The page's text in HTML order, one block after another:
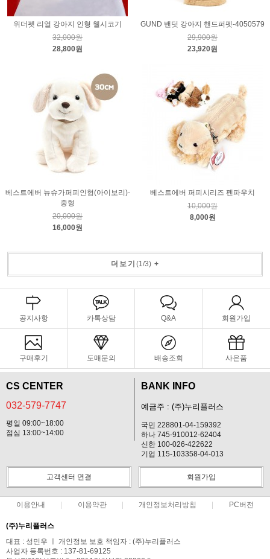
위더펫 리얼 강아지 인형 웰시코기
32,000원
28,800원
GUND 밴딧 강아지 핸드퍼펫-4050579
29,900원
23,920원
베스트에버 뉴슈가퍼피인형(아이보리)-
중형
20,000원
16,000원
베스트에버 퍼피시리즈 펜파우치
10,000원
8,000원
더보기 (1/3)+
공지사항 카톡상담 Q&A 회원가입
구매후기 도매문의 배송조회 사은품
CS CENTER
032-579-7747
평일 09:00~18:00
점심 13:00~14:00
BANK INFO
예금주 : (주)누리플러스
국민 228801-04-159392
하나 745-910012-62404
신한 100-026-422622
기업 115-103358-04-013
고객센터 연결 회원가입
이용안내 이용약관 개인정보처리방침 PC버전
(주)누리플러스
대표 : 성민우 ㅣ 개인정보 보호 책임자 : (주)누리플러스
사업자 등록번호 : 137-81-69125